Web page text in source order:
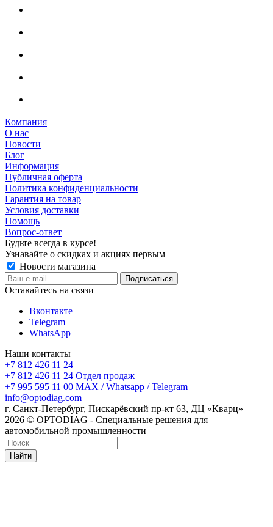
Компания
О нас
Новости
Блог
Информация
Публичная оферта
Политика конфиденциальности
Гарантия на товар
Условия доставки
Помощь
Вопрос-ответ
Будьте всегда в курсе!
Узнавайте о скидках и акциях первым
Новости магазина
Оставайтесь на связи
Вконтакте
Telegram
WhatsApp
Наши контакты
+7 812 426 11 24
+7 812 426 11 24 Отдел продаж
+7 995 595 11 00 MAX / Whatsapp / Telegram
info@optodiag.com
г. Санкт-Петербург, Пискарёвский пр-кт 63, ДЦ «Кварц»
2026 © OPTODIAG - Специальные решения для
автомобильной промышленности
Найти